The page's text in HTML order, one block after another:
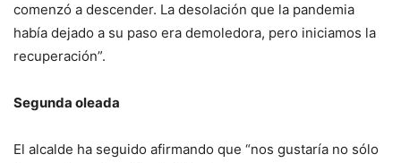
comenzó a descender. La desolación que la pandemia
había dejado a su paso era demoledora, pero iniciamos la
recuperación”.
Segunda oleada
El alcalde ha seguido afirmando que “nos gustaría no sólo